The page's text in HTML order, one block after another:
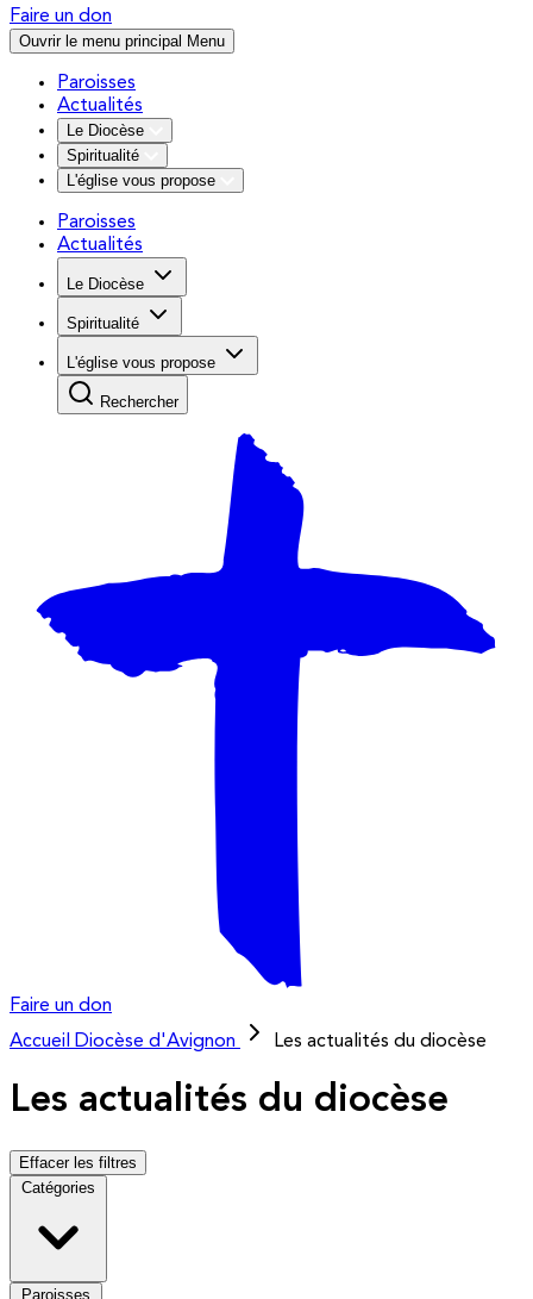
Faire un don
Ouvrir le menu principal Menu
Paroisses
Actualités
Le Diocèse
Spiritualité
L'église vous propose
Paroisses
Actualités
Le Diocèse
Spiritualité
L'église vous propose
Rechercher
Faire un don
Accueil
Diocèse d'Avignon Les actualités du diocèse
Les actualités du diocèse
Effacer les filtres
Catégories
Paroisses